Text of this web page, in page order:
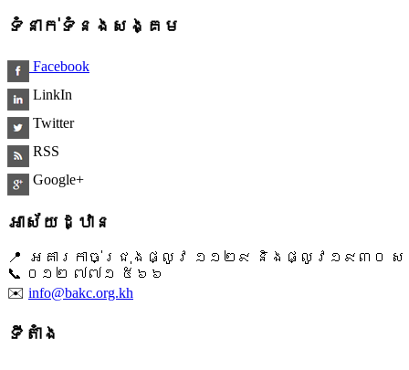
ទំនាក់ទំនងសង្គម
Facebook
LinkIn
Twitter
RSS
Google+
អាស័យដ្ឋាន
📍 អគារកាច់ជ្រុងផ្លូវ ១១២៩ និងផ្លូវ១៩៣០ សង្
📞 ​០១២ ៧៧១ ៥៦៦
✉️ info@bakc.org.kh
ទីតាំង